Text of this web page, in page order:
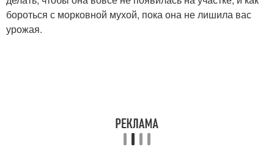
Сортовая морковь Муха на растения
бороться с морковной мухой, пока она не лишила вас
урожая.